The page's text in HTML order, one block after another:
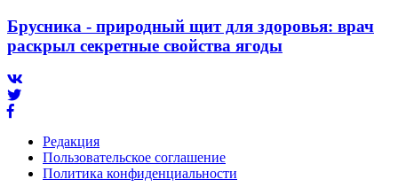
Брусника - природный щит для здоровья: врач
раскрыл секретные свойства ягоды
Редакция
Пользовательское соглашение
Политика конфиденциальности